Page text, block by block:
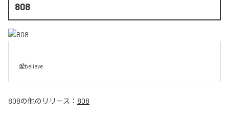
808
愛believe
808の他のリリース： 808